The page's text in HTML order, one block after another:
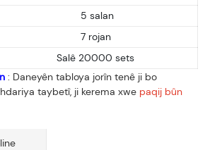
5 salan
7 rojan
Salê 20000 sets
: Daneyên tabloya jorîn tenê ji bo
taybetî, ji kerema xwe paqij bûn